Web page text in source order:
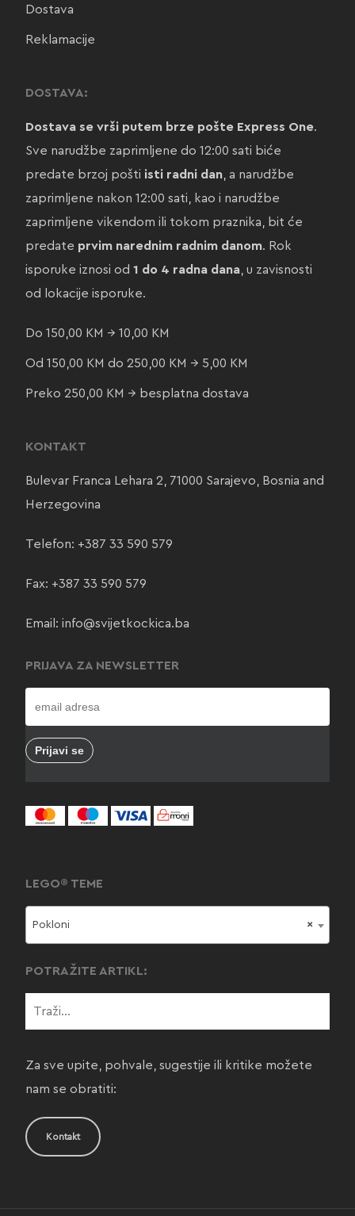
Dostava
Reklamacije
DOSTAVA:
Dostava se vrši putem brze pošte Express One.
Sve narudžbe zaprimljene do 12:00 sati biće
predate brzoj pošti isti radni dan, a narudžbe
zaprimljene nakon 12:00 sati, kao i narudžbe
zaprimljene vikendom ili tokom praznika, bit će
predate prvim narednim radnim danom. Rok
isporuke iznosi od 1 do 4 radna dana, u zavisnosti
od lokacije isporuke.
Do 150,00 KM → 10,00 KM
Od 150,00 KM do 250,00 KM → 5,00 KM
Preko 250,00 KM → besplatna dostava
KONTAKT
Bulevar Franca Lehara 2, 71000 Sarajevo, Bosnia and
Herzegovina
Telefon: +387 33 590 579
Fax: +387 33 590 579
Email: info@svijetkockica.ba
PRIJAVA ZA NEWSLETTER
LEGO® TEME
×
Pokloni
POTRAŽITE ARTIKL:
Za sve upite, pohvale, sugestije ili kritike možete
nam se obratiti:
Kontakt